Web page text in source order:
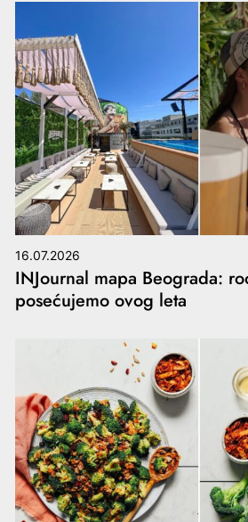
16.07.2026
INJournal mapa Beograda:
posećujemo ovog leta